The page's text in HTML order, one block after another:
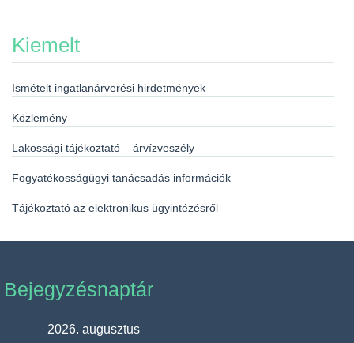
Kiemelt
Ismételt ingatlanárverési hirdetmények
Közlemény
Lakossági tájékoztató – árvízveszély
Fogyatékosságügyi tanácsadás információk
Tájékoztató az elektronikus ügyintézésről
Bejegyzésnaptár
2026. augusztus